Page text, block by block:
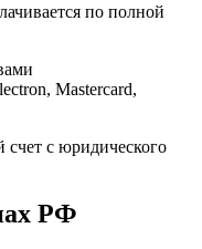
по полной
Mastercard,
счет с юридического
РФ